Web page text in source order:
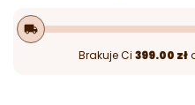
local_shipping
Brakuje Ci 399.00 zł